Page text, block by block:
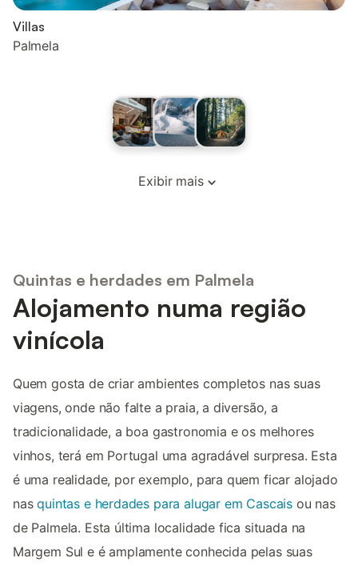
Villas
Palmela
Exibir mais
Quintas e herdades em Palmela
Alojamento numa região
vinícola
Quem gosta de criar ambientes completos nas suas
viagens, onde não falte a praia, a diversão, a
tradicionalidade, a boa gastronomia e os melhores
vinhos, terá em Portugal uma agradável surpresa. Esta
é uma realidade, por exemplo, para quem ficar alojado
nasquintas e herdades para alugar em Cascais ou nas
de Palmela. Esta última localidade fica situada na
Margem Sul e é amplamente conhecida pelas suas